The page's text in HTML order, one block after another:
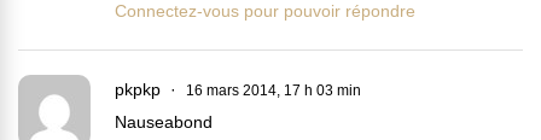
Connectez-vous pour pouvoir répondre
pkpkp 16 mars 2014, 17 h 03 min
Nauseabond